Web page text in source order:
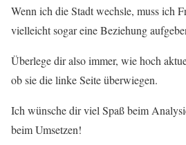
Wenn ich die Stadt wechsle, muss ich
vielleicht sogar eine Beziehung
Überlege dir also immer, wie hoch
ob sie die linke Seite überwiegen.
Ich wünsche dir viel Spaß beim
beim Umsetzen!